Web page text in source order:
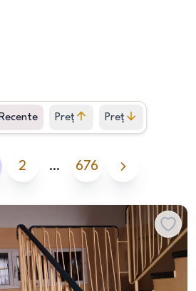
Recente Preț
crescător
Preț
descrescător
2 … 676